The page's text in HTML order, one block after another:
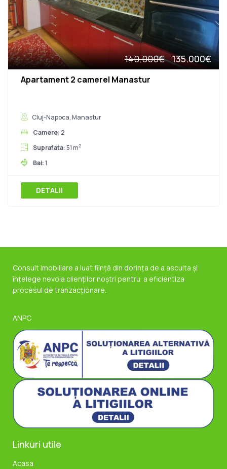
135.000€
140.000€
Apartament 2 camere| Manastur
Cluj-Napoca, Manastur
Camere: 2
Suprafata:51 m2
Bai:1
DETALII
Consult Imobiliare a luat ființă din dorința de a asculta și
înțelege nevoia clienților noștri pentru a eficientiza
procesul de tranzacționare.
ANPC
Linkuri utile
Acasa